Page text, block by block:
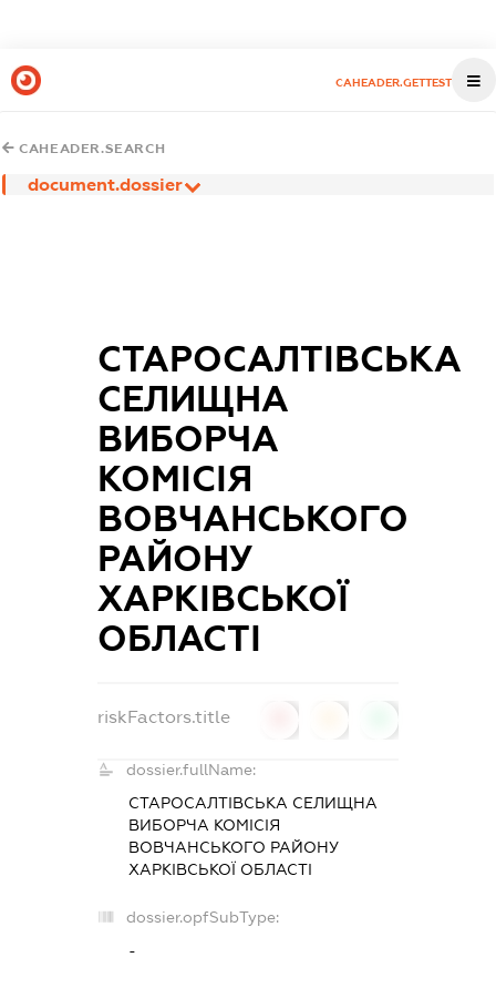
CAHEADER.GETTEST
CAHEADER.SEARCH
document.dossier
СТАРОСАЛТІВСЬКА
СЕЛИЩНА
ВИБОРЧА
КОМІСІЯ
ВОВЧАНСЬКОГО
РАЙОНУ
ХАРКІВСЬКОЇ
ОБЛАСТІ
riskFactors.title
dossier.fullName:
СТАРОСАЛТІВСЬКА СЕЛИЩНА
ВИБОРЧА КОМІСІЯ
ВОВЧАНСЬКОГО РАЙОНУ
ХАРКІВСЬКОЇ ОБЛАСТІ
dossier.opfSubType:
-